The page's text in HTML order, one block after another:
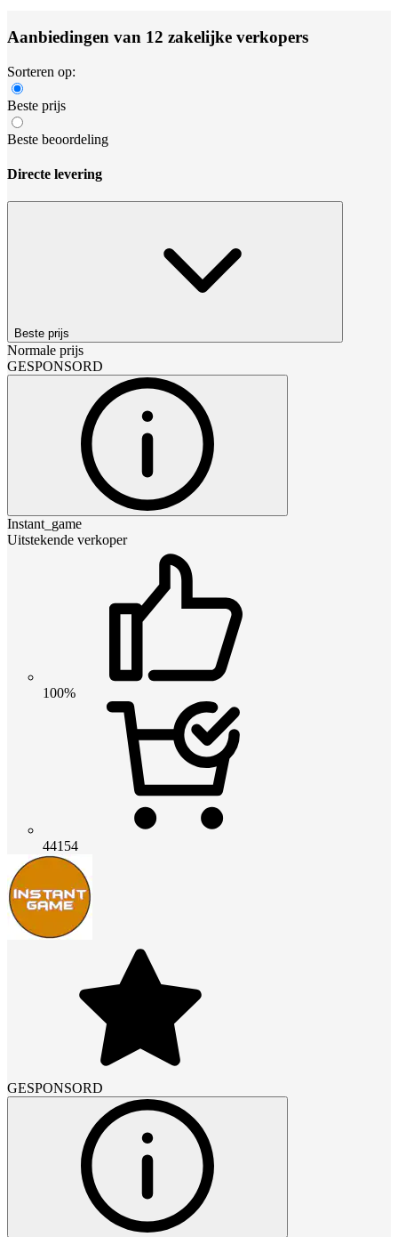
Aanbiedingen van 12 zakelijke verkopers
Sorteren op:
Beste prijs
Beste beoordeling
Directe levering
Beste prijs
Normale prijs
GESPONSORD
Instant_game
Uitstekende verkoper
100%
44154
GESPONSORD